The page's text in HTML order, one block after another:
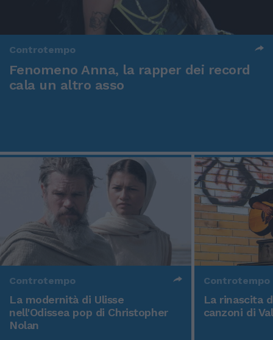
Controtempo
Fenomeno Anna, la rapper dei record
cala un altro asso
Controtempo
La modernità di Ulisse
nell'Odissea pop di Christopher
Nolan
Controtempo
La rinascita
canzoni di